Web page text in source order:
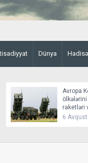
Dünya Hadisə
Avropa
raketləri
6